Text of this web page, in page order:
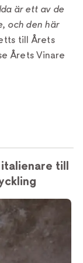
är ett av de
och den här
till Årets
Årets Vinare
italienare till